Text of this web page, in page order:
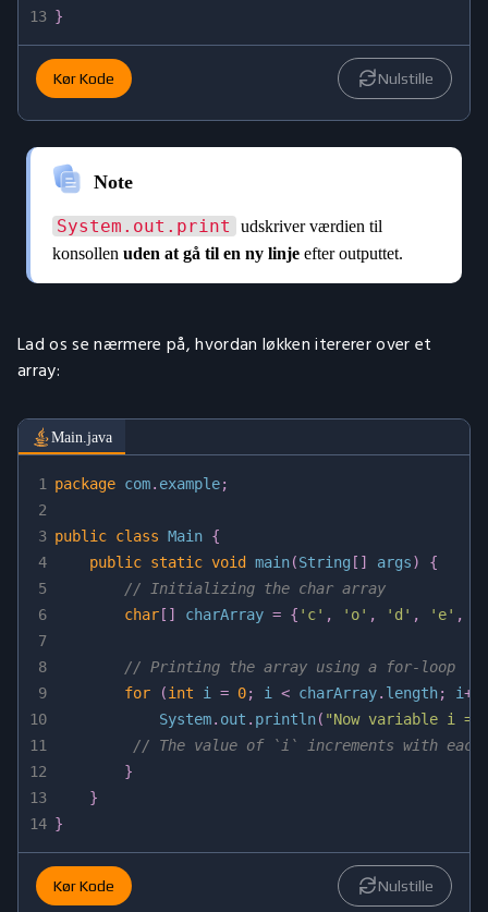
13 }
Kør Kode Nulstille
Lad os se nærmere på, hvordan løkken itererer over et
array:
Main.java
1
2
3
4
5
6
7
8
9
10
11
12
13
14
package com. example;
public class Main {
public static void main(String [ ] args)
{
// Initializing the char array
char [ ] charArray = { 'c' , 'o' , 'd' , 'e' ,
// Printing the array using a for-loop
for
(int i = 0; i < charArray. length; i++
System. out . println( "Now variable i =
// The value of `i` increments with
}
}
}
Kør Kode Nulstille